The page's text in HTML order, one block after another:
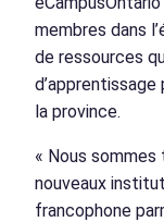
membres dans
de ressources
la province.
« Nous sommes
nouveaux
francophone